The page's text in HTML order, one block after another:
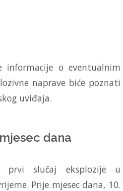
informacije o eventualnim
naprave biće poznati
uviđaja.
dana
prvi slučaj eksplozije u
Prije mjesec dana, 10.